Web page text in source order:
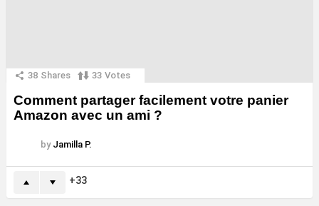
38 Shares 33 Votes
Comment partager facilement votre panier
Amazon avec un ami ?
by Jamilla P.
33